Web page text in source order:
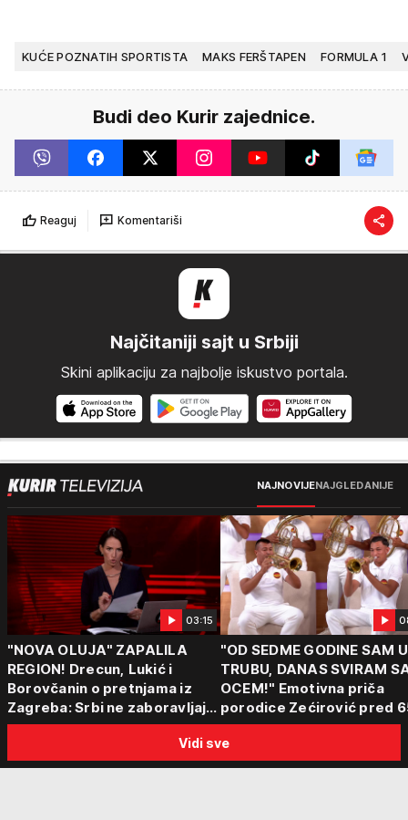
KUĆE POZNATIH SPORTISTA MAKS FERŠTAPEN FORMULA 1
Budi deo Kurir zajednice.
Reaguj Komentariši
Najčitaniji sajt u Srbiji
Skini aplikaciju za najbolje iskustvo portala.
NAJNOVIJENAJGLEDANIJE
03:15
"NOVA OLUJA" ZAPALILA
REGION! Drecun, Lukić i
Borovčanin o pretnjama iz
Zagreba: Srbi ne zaboravljaju
progon
"OD SEDME GODINE SAM
TRUBU, DANAS SVIRAM
OCEM!" Emotivna priča
porodice Zećirović pred
Sabor trubača u Guči
Vidi sve